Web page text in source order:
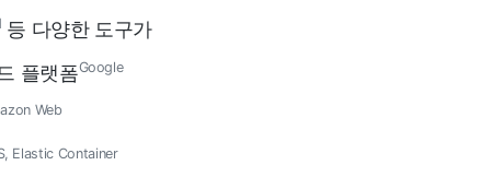
등 다양한 도구가
플랫폼Google
Web
Elastic Container